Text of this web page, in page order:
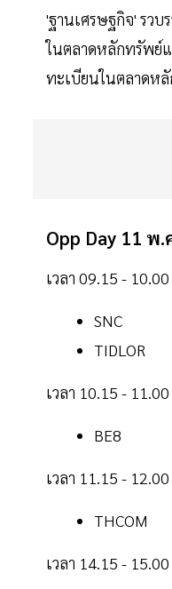
'ฐานเศรษฐกิจ' รว
ในตลาดหลักทรัพย์
ทะเบียนในตลาดห
Opp Day 11 พ.
เวลา 09.15 -
SNC
TIDLOR
เวลา 10.15 -
BE8
เวลา 11.15 -
THCOM
เวลา 14.15 -